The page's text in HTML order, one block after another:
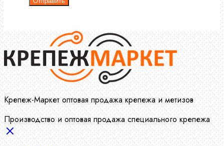
Крепеж-Маркет оптовая продажа крепежа и метизов
Производство и оптовая продажа специального крепежа